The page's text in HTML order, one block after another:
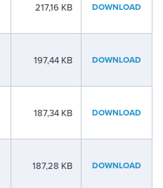
217,16 KB DOWNLOAD
197,44 KB DOWNLOAD
187,34 KB DOWNLOAD
187,28 KB DOWNLOAD